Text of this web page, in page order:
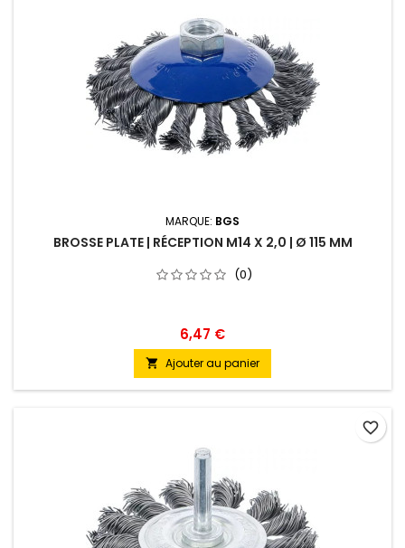
MARQUE: BGS
BROSSE PLATE | RÉCEPTION M14 X 2,0 | Ø 115 MM
(0)
6,47 €
 Ajouter au panier
favorite_border